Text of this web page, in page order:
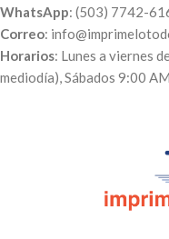
WhatsApp: (503) 7742-
Correo:
Horarios: Lunes a viernes
mediodía), Sábados 9:00